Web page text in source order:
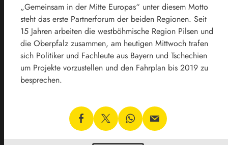
„Gemeinsam in der Mitte Europas“ unter diesem Motto
steht das erste Partnerforum der beiden Regionen. Seit
15 Jahren arbeiten die westböhmische Region Pilsen und
die Oberpfalz zusammen, am heutigen Mittwoch trafen
sich Politiker und Fachleute aus Bayern und Tschechien
um Projekte vorzustellen und den Fahrplan bis 2019 zu
besprechen.